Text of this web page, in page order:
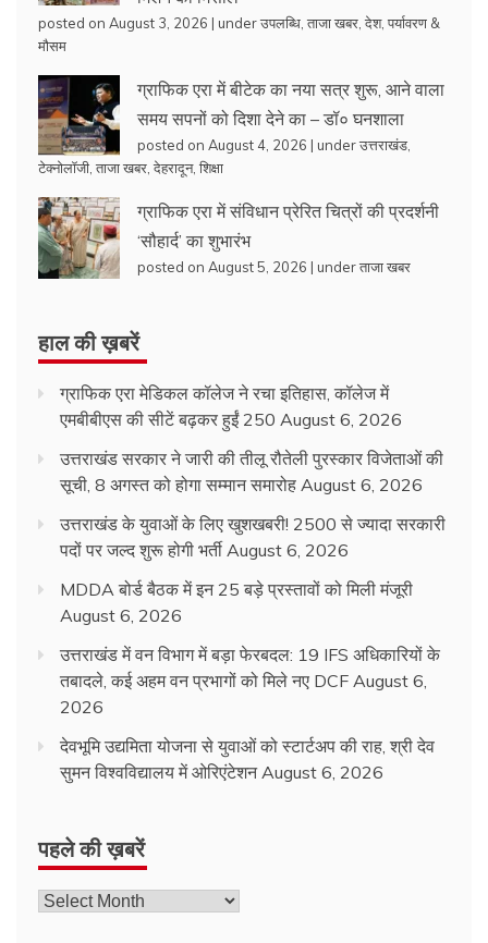
posted on August 3, 2026 | underउपलब्धि ताजा खबर देश, पर्यावरण &
मौसम
ग्राफिक एरा में बीटेक का नया सत्र शुरू, आने वाला
समय सपनों को दिशा देने का – डॉ० घनशाला
posted on August 4, 2026 | underउत्तराखंड
टेक्नोलॉजी ताजा खबर देहरादून, शिक्षा
ग्राफिक एरा में संविधान प्रेरित चित्रों की प्रदर्शनी
‘सौहार्द’ का शुभारंभ
posted on August 5, 2026 | underताजा खबर
हाल की ख़बरें
ग्राफिक एरा मेडिकल कॉलेज ने रचा इतिहास, कॉलेज में
एमबीबीएस की सीटें बढ़कर हुईं 250 August 6, 2026
उत्तराखंड सरकार ने जारी की तीलू रौतेली पुरस्कार विजेताओं की
सूची, 8 अगस्त को होगा सम्मान समारोह August 6, 2026
उत्तराखंड के युवाओं के लिए खुशखबरी! 2500 से ज्यादा सरकारी
पदों पर जल्द शुरू होगी भर्ती August 6, 2026
MDDA बोर्ड बैठक में इन 25 बड़े प्रस्तावों को मिली मंजूरी
August 6, 2026
उत्तराखंड में वन विभाग में बड़ा फेरबदल: 19 IFS अधिकारियों के
तबादले, कई अहम वन प्रभागों को मिले नए DCF August 6,
2026
देवभूमि उद्यमिता योजना से युवाओं को स्टार्टअप की राह, श्री देव
सुमन विश्वविद्यालय में ओरिएंटेशन August 6, 2026
पहले की ख़बरें